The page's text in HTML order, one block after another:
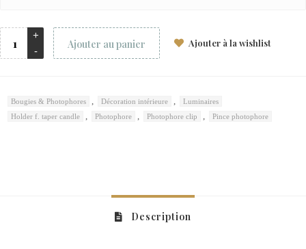
Ajouter au panier Ajouter à la wishlist
Bougies & Photophores , Décoration intérieure ,
Luminaires
Holder f. taper candle
, Photophore , Photophore clip , Pince photophore
Description